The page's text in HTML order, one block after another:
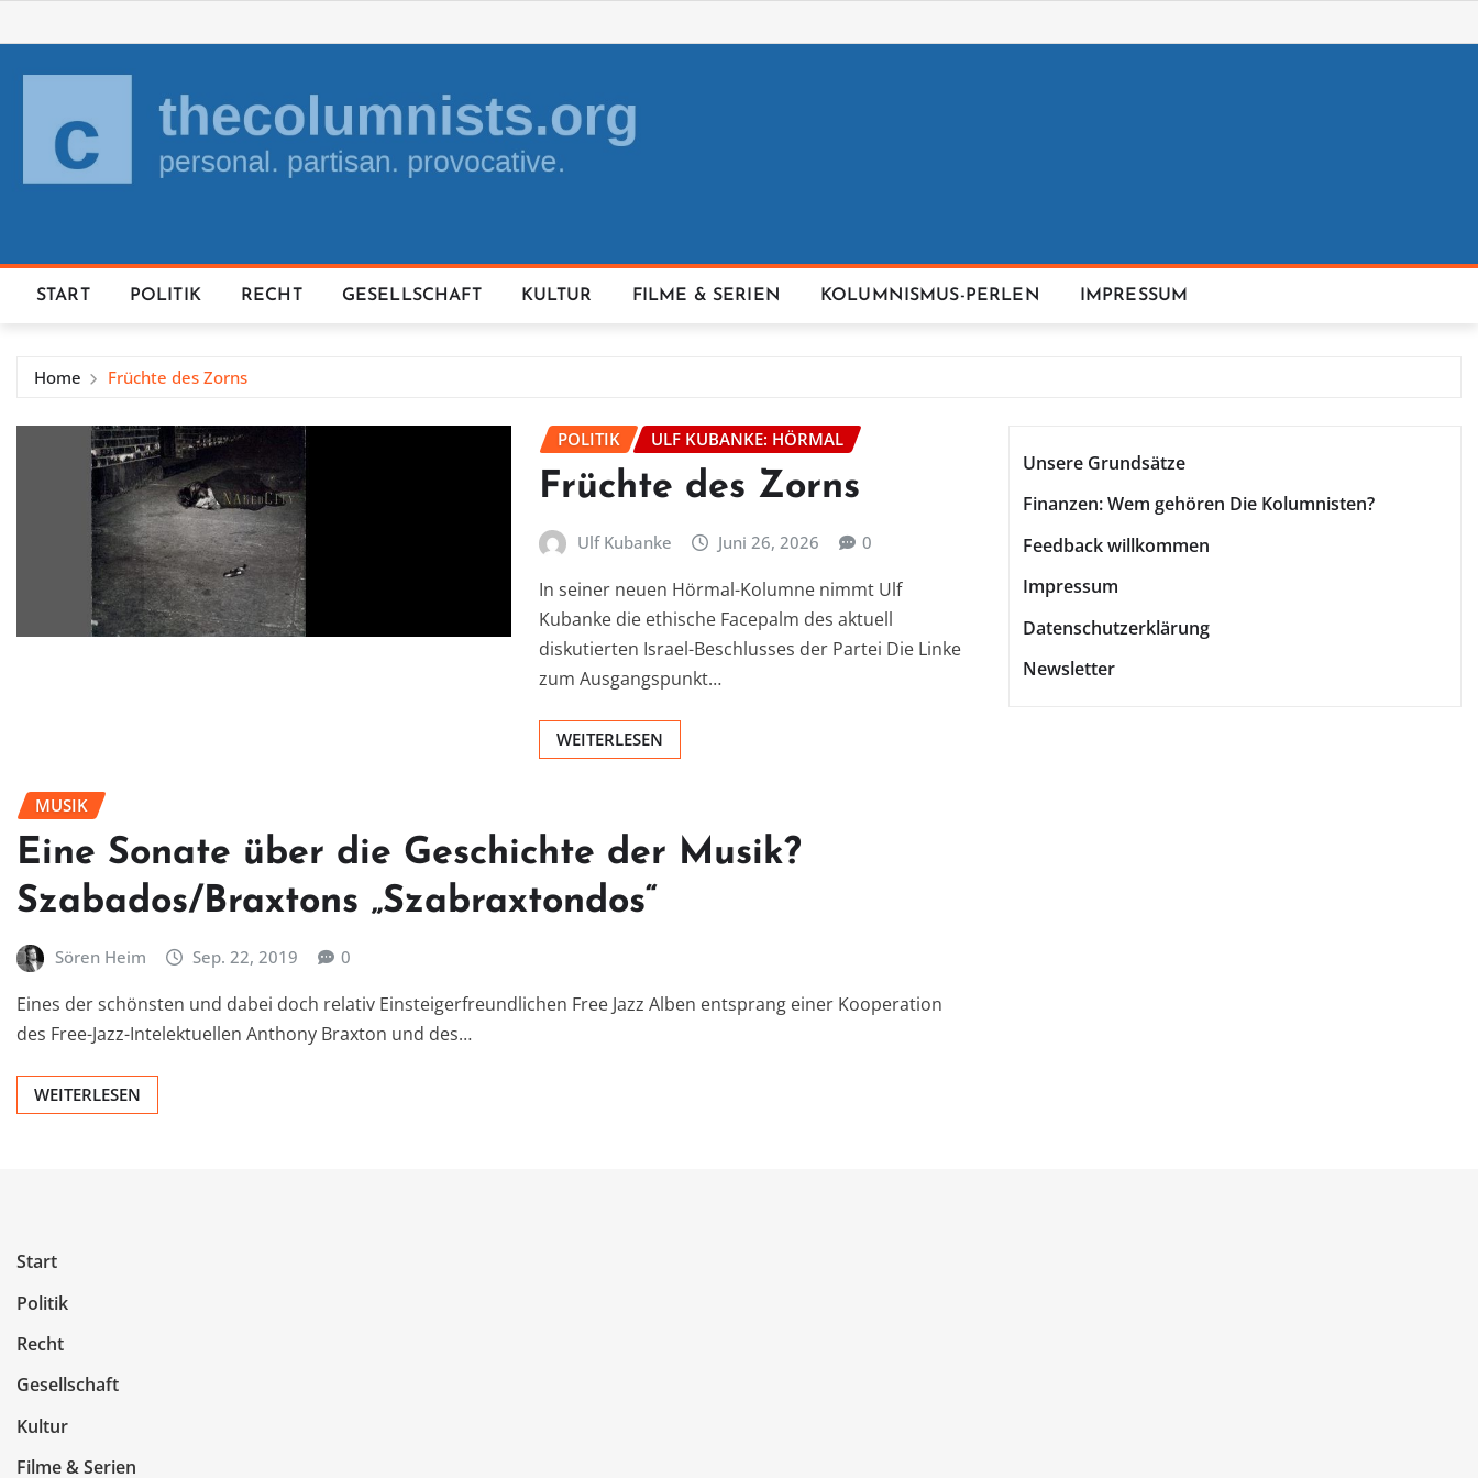
to
content
START POLITIK RECHT GESELLSCHAFT KULTUR FILME & SERIEN KOLUMNISMUS-PERLEN IMPRESSUM
Home Früchte des Zorns
POLITIK ULF KUBANKE: HÖRMAL
Früchte des Zorns
Ulf Kubanke Juni 26, 2026 0
In seiner neuen Hörmal-Kolumne nimmt Ulf
Kubanke die ethische Facepalm des aktuell
diskutierten Israel-Beschlusses der Partei Die Linke
zum Ausgangspunkt…
WEITERLESEN
MUSIK
Eine Sonate über die Geschichte der Musik?
Szabados/Braxtons „Szabraxtondos“
Sören Heim Sep. 22, 2019 0
Eines der schönsten und dabei doch relativ Einsteigerfreundlichen Free Jazz Alben entsprang einer Kooperation
des Free-Jazz-Intelektuellen Anthony Braxton und des…
WEITERLESEN
Unsere Grundsätze
Finanzen: Wem gehören Die Kolumnisten?
Feedback willkommen
Impressum
Datenschutzerklärung
Newsletter
Start
Politik
Recht
Gesellschaft
Kultur
Filme & Serien